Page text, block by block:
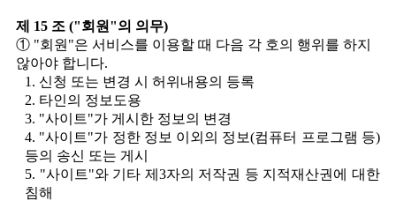
제 15 조 ("회원"의 의무)
① "회원"은 서비스를 이용할 때 다음 각 호의 행위를 하지
않아야 합니다.
1. 신청 또는 변경 시 허위내용의 등록
2. 타인의 정보도용
3. "사이트"가 게시한 정보의 변경
4. "사이트"가 정한 정보 이외의 정보(컴퓨터 프로그램 등)
등의 송신 또는 게시
5. "사이트"와 기타 제3자의 저작권 등 지적재산권에 대한
침해